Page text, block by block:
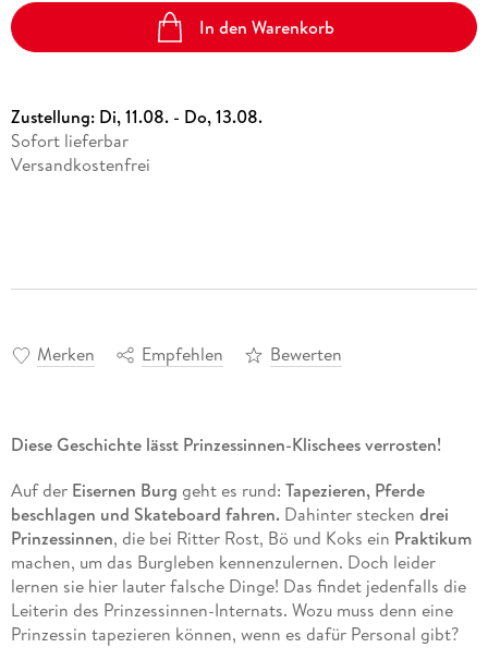
In den Warenkorb
Zustellung: Di, 11.08. - Do, 13.08.
Sofort lieferbar
Versandkostenfrei
Merken Empfehlen Bewerten
Diese Geschichte lässt Prinzessinnen-Klischees verrosten!
Auf der Eisernen Burg geht es rund: Tapezieren, Pferde
beschlagen und Skateboard fahren. Dahinter stecken drei
Prinzessinnen, die bei Ritter Rost, Bö und Koks ein Praktikum
machen, um das Burgleben kennenzulernen. Doch leider
lernen sie hier lauter falsche Dinge! Das findet jedenfalls die
Leiterin des Prinzessinnen-Internats. Wozu muss denn eine
Prinzessin tapezieren können, wenn es dafür Personal gibt?